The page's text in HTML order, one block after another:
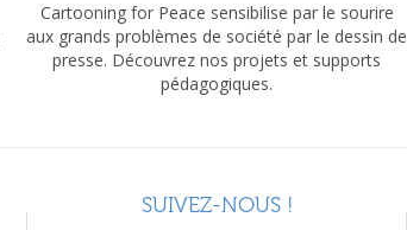
Cartooning for Peace sensibilise par le sourire
aux grands problèmes de société par le dessin de
presse. Découvrez nos projets et supports
pédagogiques.
SUIVEZ-NOUS !